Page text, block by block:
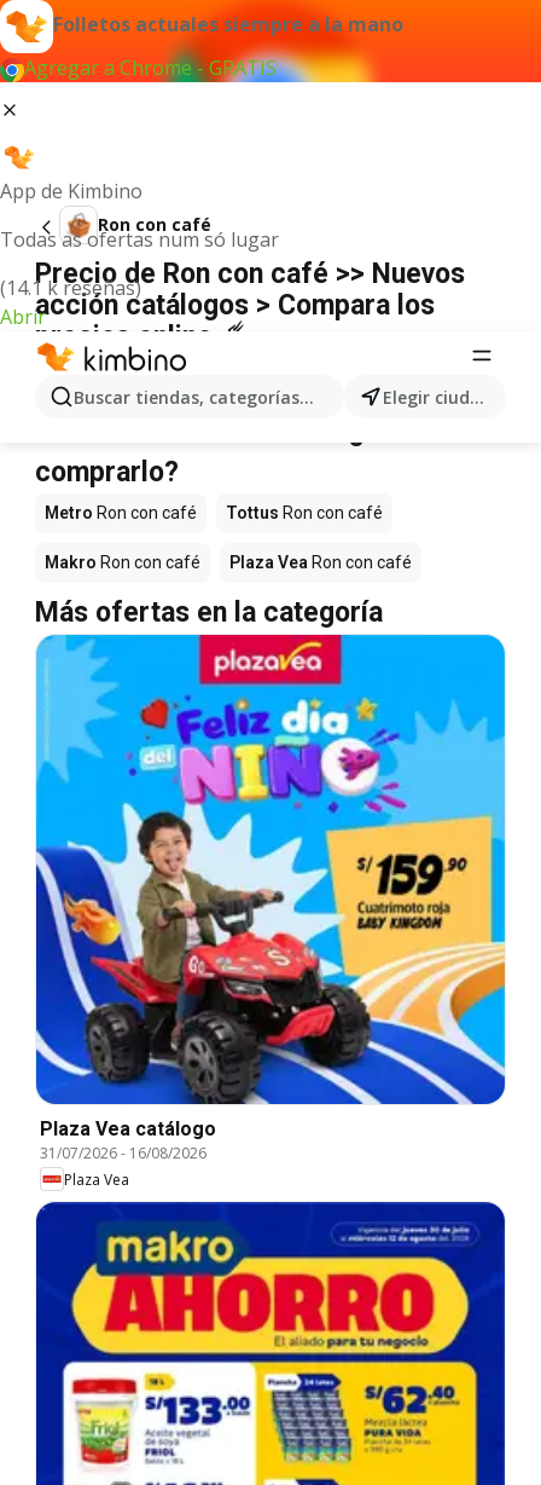
Folletos actuales siempre a la mano
Agregar a Chrome - GRATIS
App de Kimbino
Todas as ofertas num só lugar
(14.1 k reseñas)
Abrir
Buscar tiendas, categorías, productos... Elegir ciudad
Ron con café
Precio de Ron con café >> Nuevos
acción catálogos > Compara los
precios online ☄️
No hemos encontrado resultados para este
término.
comprarlo?
Metro Ron con café Tottus Ron con café
Makro Ron con café Plaza Vea Ron con café
Más ofertas en la categoría
Plaza Vea catálogo
31/07/2026- 16/08/2026
Plaza Vea